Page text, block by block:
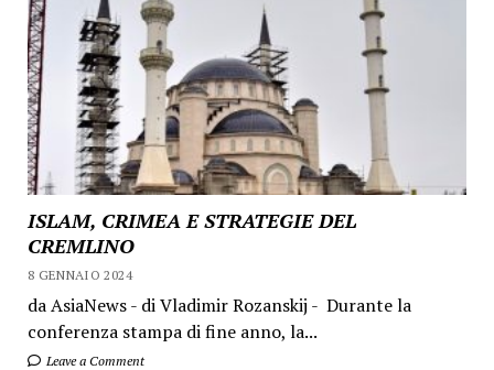
ISLAM, CRIMEA E STRATEGIE DEL
CREMLINO
8 GENNAIO 2024
da AsiaNews - di Vladimir Rozanskij - Durante la
conferenza stampa di fine anno, la...
Leave a Comment